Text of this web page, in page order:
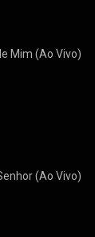
& Rayssa e Ravel
Mim (Ao Vivo)
(Ao Vivo)